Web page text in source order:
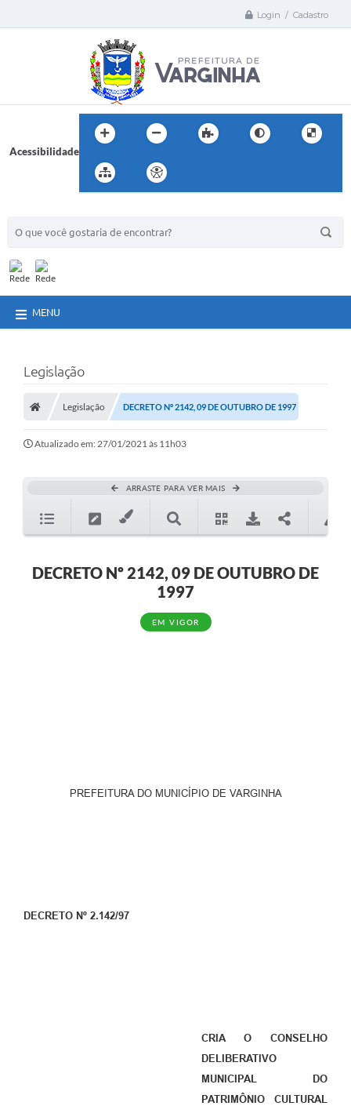
Login / Cadastro
Acessibilidade
MENU
Legislação
Legislação DECRETO Nº 2142, 09 DE OUTUBRO DE 1997
Atualizado em: 27/01/2021 às 11h03
ARRASTE PARA VER MAIS
DECRETO Nº 2142, 09 DE OUTUBRO DE
1997
EM VIGOR
PREFEITURA DO MUNICÍPIO DE VARGINHA
DECRETO Nº 2.142/97
CRIA O CONSELHO
DELIBERATIVO
MUNICIPAL DO
PATRIMÔNIO CULTURAL